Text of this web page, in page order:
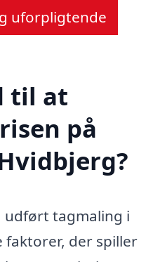
uforpligtende
til at
på
udført tagmaling i
faktorer, der spiller